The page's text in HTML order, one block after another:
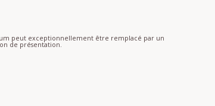
peut exceptionnellement être remplacé par un
de présentation.